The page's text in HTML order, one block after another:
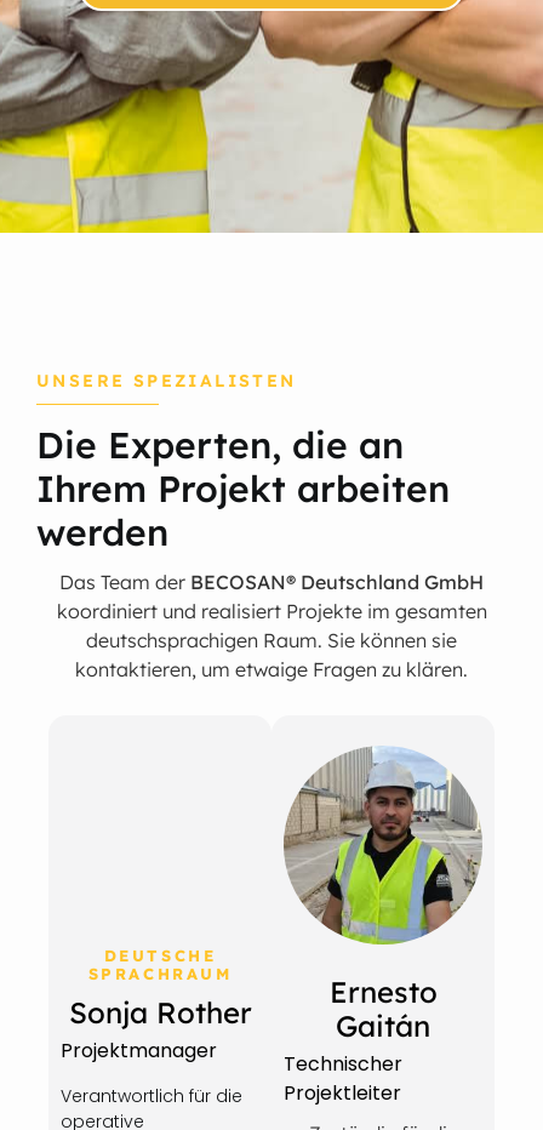
UNSERE SPEZIALISTEN
Die Experten, die an
Ihrem Projekt arbeiten
werden
Das Team der BECOSAN® Deutschland GmbH
koordiniert und realisiert Projekte im gesamten
deutschsprachigen Raum. Sie können sie
kontaktieren, um etwaige Fragen zu klären.
DEUTSCHE
SPRACHRAUM
Sonja Rother
Projektmanager
Verantwortlich für die
operative
Ernesto
Gaitán
Technischer
Projektleiter